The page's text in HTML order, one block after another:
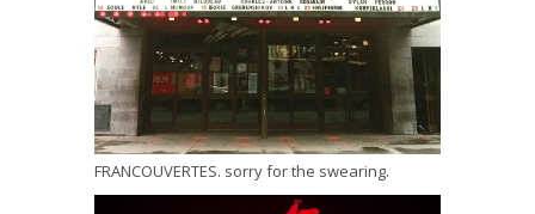
FRANCOUVERTES. sorry for the swearing.